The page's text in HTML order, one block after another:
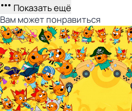
Показать ещё
Вам может понравиться